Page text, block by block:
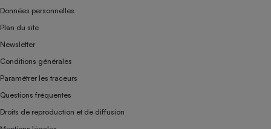
Données personnelles
Plan du site
Newsletter
Conditions générales
Paramétrer les traceurs
Questions fréquentes
Droits de reproduction et de diffusion